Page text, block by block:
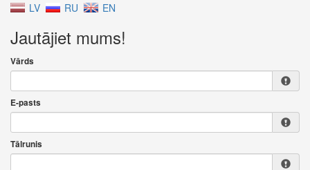
LV RU EN
Jautājiet mums!
Vārds
E-pasts
Tālrunis